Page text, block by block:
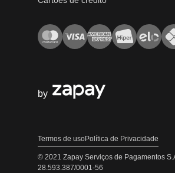
by
Termos de usoPolítica de Privacidade
© 2021 Zapay Serviços de Pagamentos
28.593.387/0001-56